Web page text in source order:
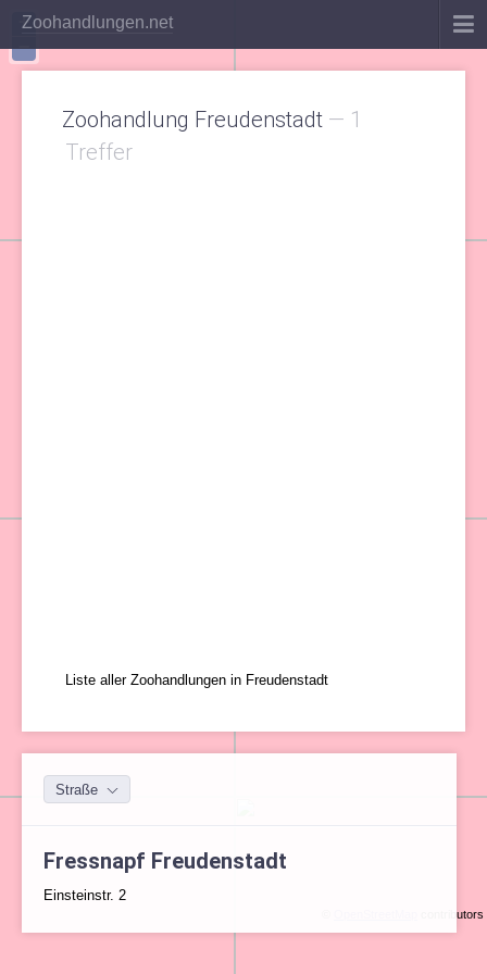
Zoohandlungen.net
Zoohandlung Freudenstadt — 1
Treffer
Liste aller Zoohandlungen in Freudenstadt
Straße
Fressnapf Freudenstadt
Einsteinstr. 2
+
−
contributors